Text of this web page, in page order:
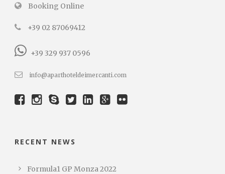
Booking Online
+39 02 87069412
+39 329 937 0596
info@aparthoteldeimercanti.com
RECENT NEWS
Formula1 GP Monza 2022